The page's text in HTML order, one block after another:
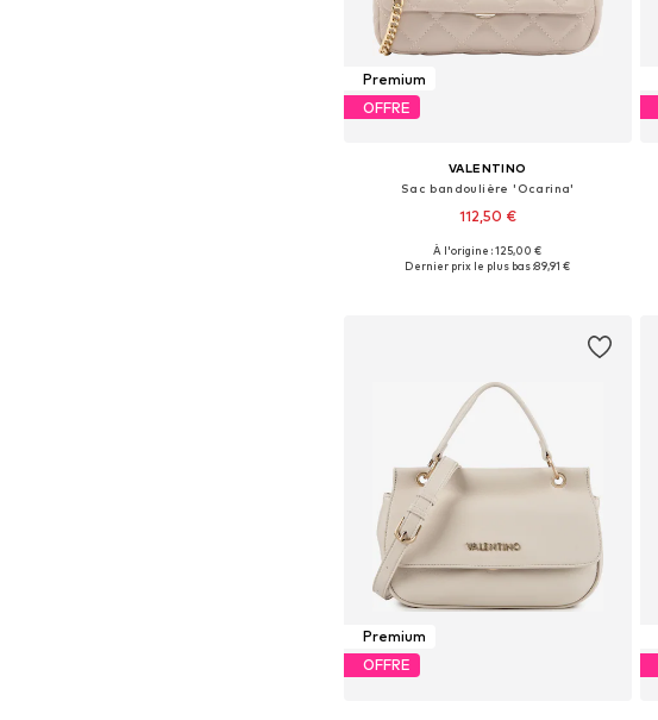
Premium
OFFRE
VALENTINO
Sac bandoulière 'Ocarina'
112,50 €
Tailles disponibles: One Size
À l'origine : 125,00 €
Dernier prix le plus bas :89,91 €
Premium
OFFRE